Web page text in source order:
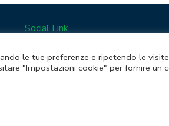
Social Link
X
Linkedin
Boost
le tue preferenze e ripetendo le
"Impostazioni cookie" per fornire un